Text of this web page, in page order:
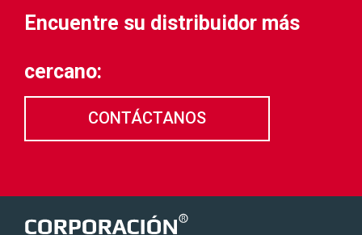
Encuentre su distribuidor más
cercano:
CONTÁCTANOS